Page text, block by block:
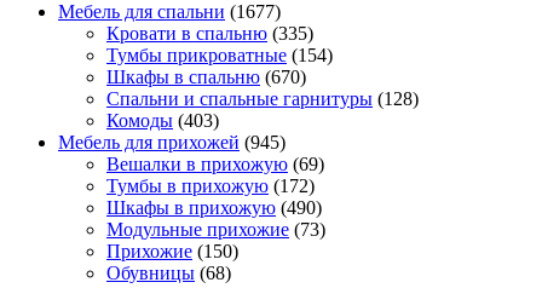
Мебель для спальни (1677)
Кровати в спальню (335)
Тумбы прикроватные (154)
Шкафы в спальню (670)
Спальни и спальные гарнитуры (128)
Комоды (403)
Мебель для прихожей (945)
Вешалки в прихожую (69)
Тумбы в прихожую (172)
Шкафы в прихожую (490)
Модульные прихожие (73)
Прихожие (150)
Обувницы (68)